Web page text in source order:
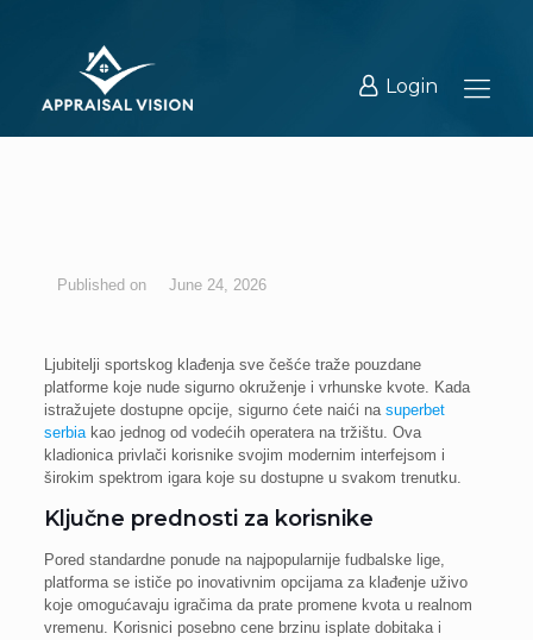
Login
June 24, 2026
Ljubitelji sportskog klađenja sve češće traže pouzdane
platforme koje nude sigurno okruženje i vrhunske kvote. Kada
istražujete dostupne opcije, sigurno ćete naići na superbet
serbiakao jednog od vodećih operatera na tržištu. Ova
kladionica privlači korisnike svojim modernim interfejsom i
širokim spektrom igara koje su dostupne u svakom trenutku.
Ključne prednosti za korisnike
Pored standardne ponude na najpopularnije fudbalske lige,
platforma se ističe po inovativnim opcijama za klađenje uživo
koje omogućavaju igračima da prate promene kvota u realnom
vremenu. Korisnici posebno cene brzinu isplate dobitaka i